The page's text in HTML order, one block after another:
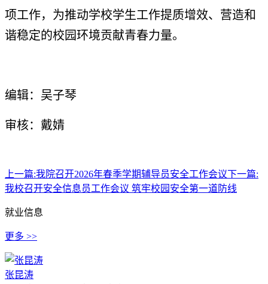
项工作，为推动学校学生工作提质增效、营造和
谐稳定的校园环境贡献青春力量。
编辑：吴子琴
审核：戴婧
上一篇:我院召开2026年春季学期辅导员安全工作会议下一篇:
我校召开安全信息员工作会议 筑牢校园安全第一道防线
就业信息
更多 >>
张昆涛